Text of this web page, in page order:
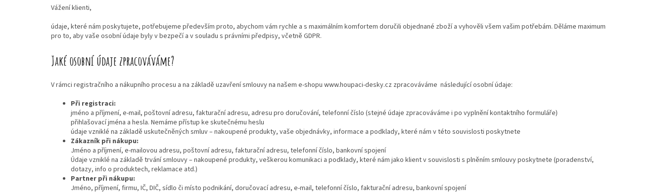
Vážení klienti,
údaje, které nám poskytujete, potřebujeme především proto, abychom vám rychle a s maximálním komfortem doručili objednané zboží a vyhověli všem vašim potřebám. Děláme maximum
pro to, aby vaše osobní údaje byly v bezpečí a v souladu s právními předpisy, včetně GDPR.
Jaké osobní údaje zpracováváme?
V rámci registračního a nákupního procesu a na základě uzavření smlouvy na našem e-shopu www.houpaci-desky.cz zpracováváme následující osobní údaje:
Při registraci:
jméno a příjmení, e-mail, poštovní adresu, fakturační adresu, adresu pro doručování, telefonní číslo (stejné údaje zpracováváme i po vyplnění kontaktního formuláře)
přihlašovací jména a hesla. Nemáme přístup ke skutečnému heslu
údaje vzniklé na základě uskutečněných smluv – nakoupené produkty, vaše objednávky, informace a podklady, které nám v této souvislosti poskytnete
Zákazník při nákupu:
Jméno a příjmení, e-mailovou adresu, poštovní adresu, fakturační adresu, telefonní číslo, bankovní spojení
Údaje vzniklé na základě trvání smlouvy – nakoupené produkty, veškerou komunikaci a podklady, které nám jako klient v souvislosti s plněním smlouvy poskytnete (poradenství,
dotazy, info o produktech, reklamace atd.)
Partner při nákupu:
Jméno, příjmení, firmu, IČ, DIČ, sídlo či místo podnikání, doručovací adresu, e-mail, telefonní číslo, fakturační adresu, bankovní spojení